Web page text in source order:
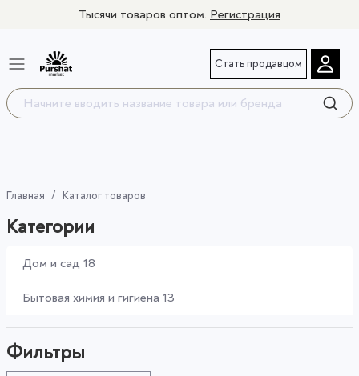
Тысячи товаров оптом. Регистрация
Стать продавцом
Главная Каталог товаров
Категории
Дом и сад 18
Бытовая химия и гигиена 13
Фильтры